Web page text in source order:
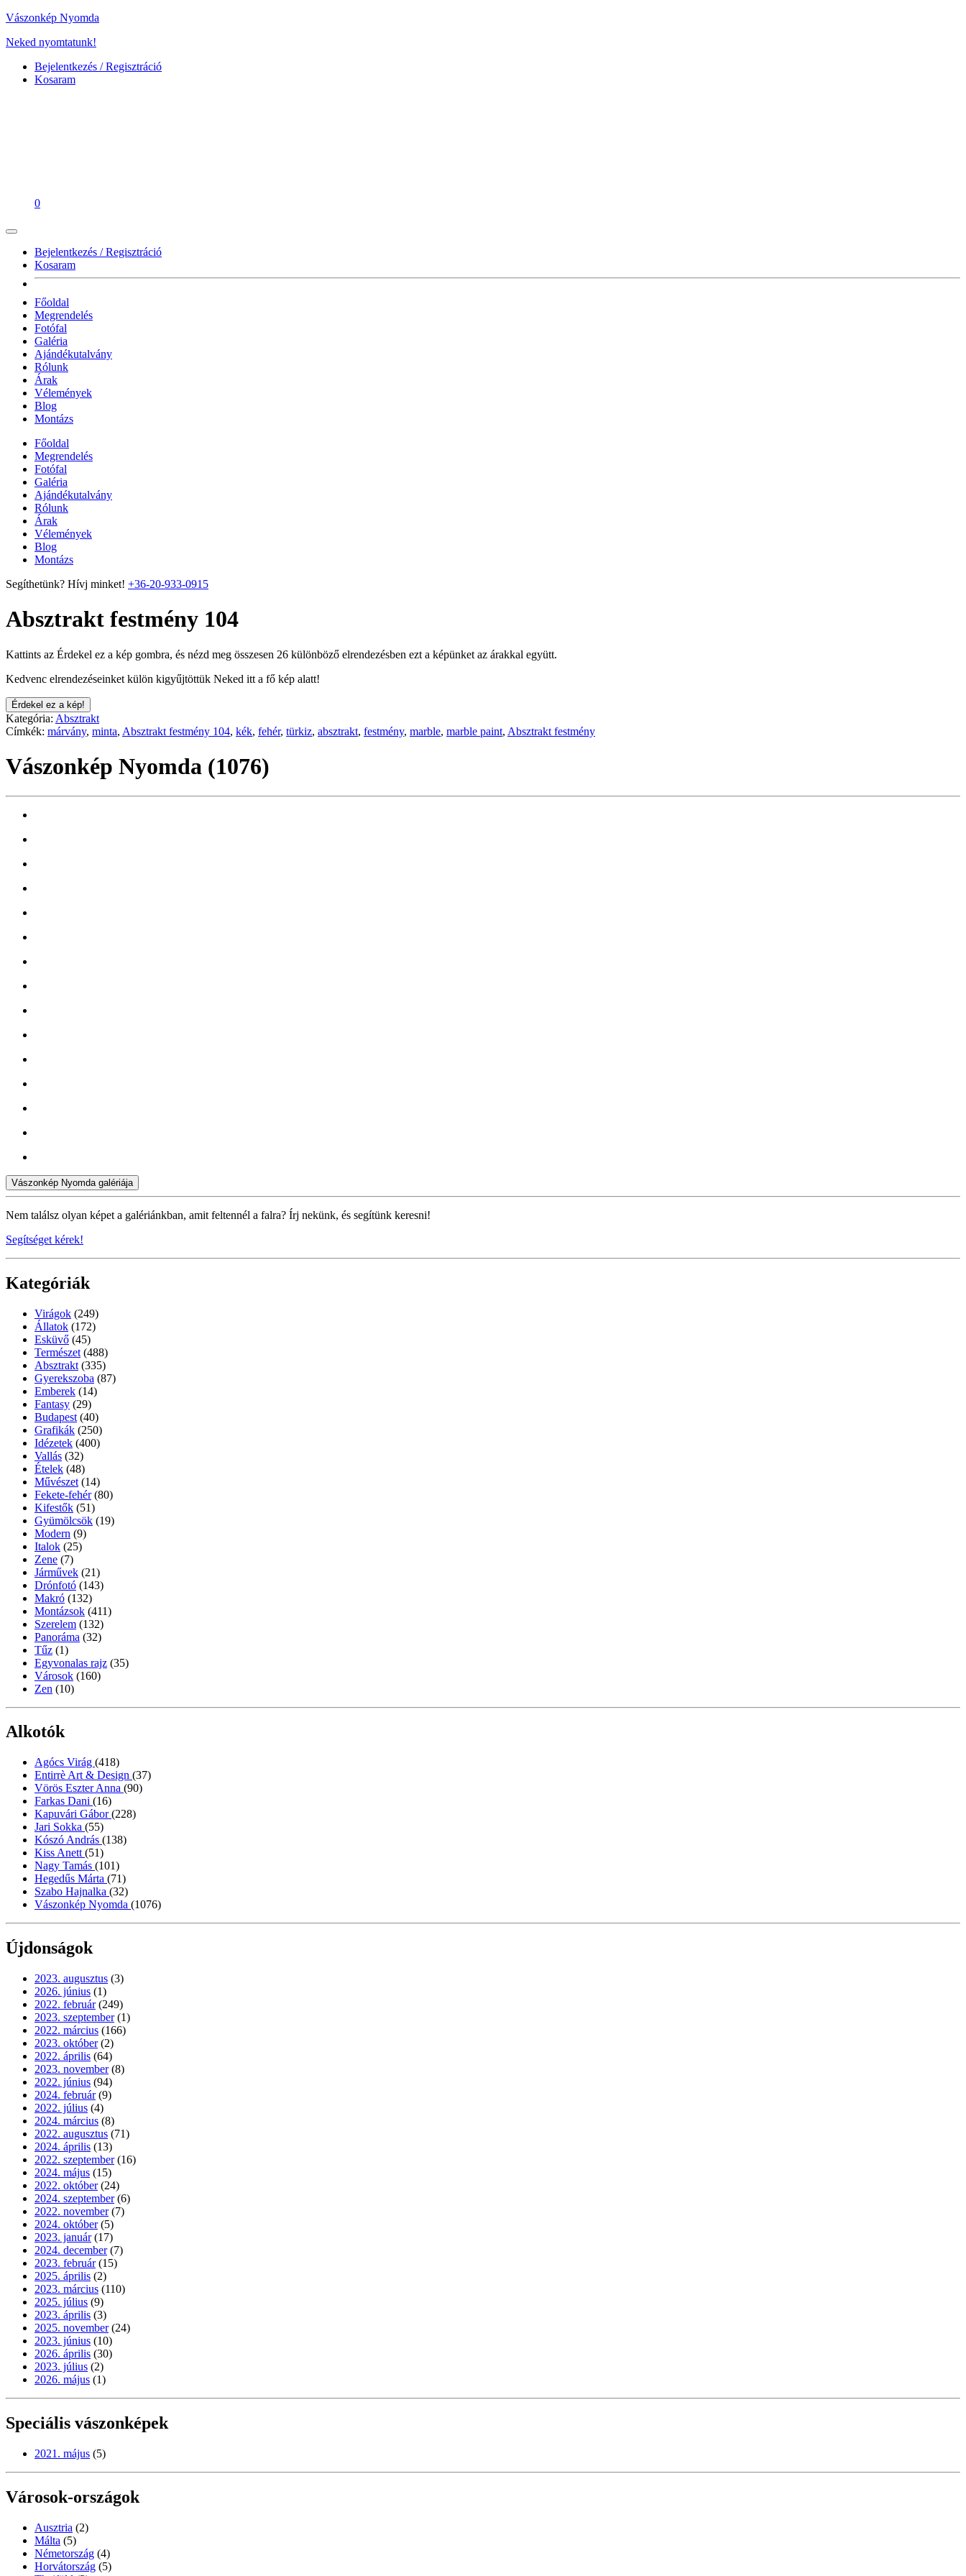
Vászonkép Nyomda
Neked nyomtatunk!
Bejelentkezés / Regisztráció
Kosaram
0
Bejelentkezés / Regisztráció
Kosaram
Főoldal
Megrendelés
Fotófal
Galéria
Ajándékutalvány
Rólunk
Árak
Vélemények
Blog
Montázs
Főoldal
Megrendelés
Fotófal
Galéria
Ajándékutalvány
Rólunk
Árak
Vélemények
Blog
Montázs
Segíthetünk? Hívj minket! +36-20-933-0915
Absztrakt festmény 104
Kattints az Érdekel ez a kép gombra, és nézd meg összesen 26 különböző elrendezésben ezt a képünket az árakkal együtt.
Kedvenc elrendezéseinket külön kigyűjtöttük Neked itt a fő kép alatt!
Érdekel ez a kép!
Kategória: Absztrakt
Címkék: márvány, minta, Absztrakt festmény 104, kék, fehér, türkiz, absztrakt, festmény, marble, marble paint, Absztrakt festmény
Vászonkép Nyomda (1076)
Vászonkép Nyomda galériája
Nem találsz olyan képet a galériánkban, amit feltennél a falra? Írj nekünk, és segítünk keresni!
Segítséget kérek!
Kategóriák
Virágok (249)
Állatok (172)
Esküvő (45)
Természet (488)
Absztrakt (335)
Gyerekszoba (87)
Emberek (14)
Fantasy (29)
Budapest (40)
Grafikák (250)
Idézetek (400)
Vallás (32)
Ételek (48)
Művészet (14)
Fekete-fehér (80)
Kifestők (51)
Gyümölcsök (19)
Modern (9)
Italok (25)
Zene (7)
Járművek (21)
Drónfotó (143)
Makró (132)
Montázsok (411)
Szerelem (132)
Panoráma (32)
Tűz (1)
Egyvonalas rajz (35)
Városok (160)
Zen (10)
Alkotók
Agócs Virág (418)
Entirrè Art & Design (37)
Vörös Eszter Anna (90)
Farkas Dani (16)
Kapuvári Gábor(228)
Jari Sokka (55)
Kószó András (138)
Kiss Anett (51)
Nagy Tamás (101)
Hegedűs Márta (71)
Szabo Hajnalka (32)
Vászonkép Nyomda (1076)
Újdonságok
2023. augusztus (3)
2026. június (1)
2022. február (249)
2023. szeptember (1)
2022. március (166)
2023. október (2)
2022. április (64)
2023. november (8)
2022. június (94)
2024. február (9)
2022. július (4)
2024. március (8)
2022. augusztus (71)
2024. április (13)
2022. szeptember (16)
2024. május (15)
2022. október (24)
2024. szeptember (6)
2022. november (7)
2024. október (5)
2023. január (17)
2024. december (7)
2023. február (15)
2025. április (2)
2023. március (110)
2025. július (9)
2023. április (3)
2025. november (24)
2023. június (10)
2026. április (30)
2023. július (2)
2026. május (1)
Speciális vászonképek
2021. május (5)
Városok-országok
Ausztria (2)
Málta (5)
Németország (4)
Horvátország (5)